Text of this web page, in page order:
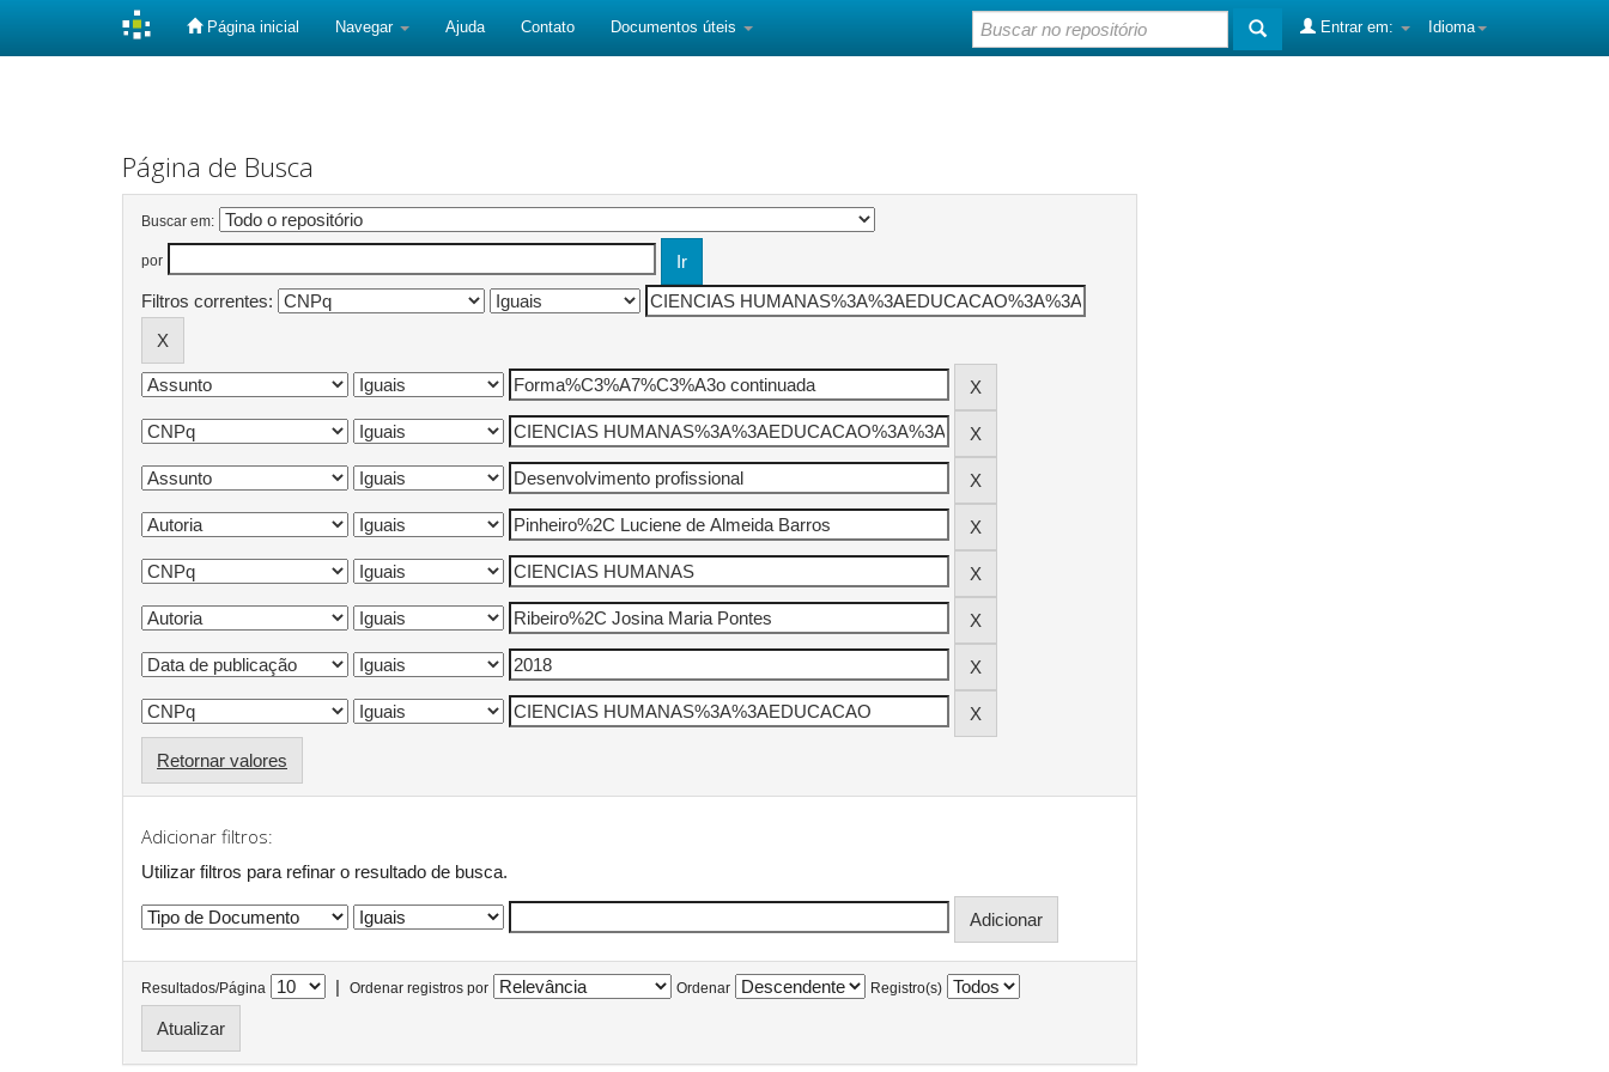
Página inicial Navegar Ajuda Contato Documentos úteis Idioma
Entrar em:
Página de Busca
Buscar em:
por
Filtros correntes:
Retornar valores
Adicionar filtros:
Utilizar filtros para refinar o resultado de busca.
Resultados/Página | Ordenar registros por Ordenar Registro(s)